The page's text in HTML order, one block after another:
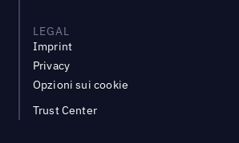
LEGAL
Imprint
Privacy
Opzioni sui cookie
Trust Center